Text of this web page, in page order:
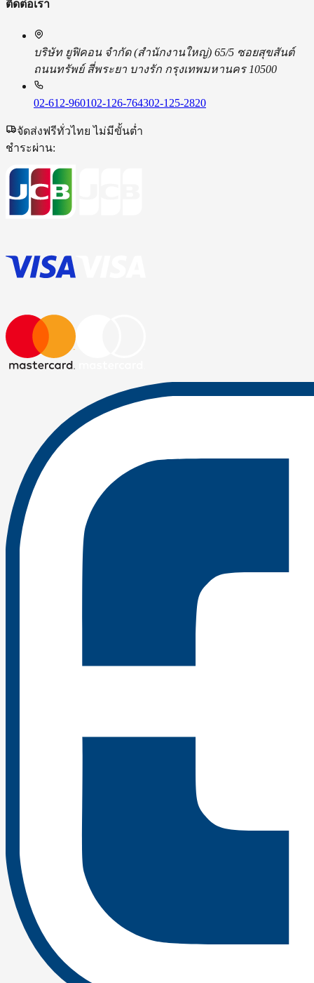
ติดต่อเรา
บริษัท ยูฟิคอน จํากัด (สํานักงานใหญ่) 65/5 ซอยสุขสันต์
ถนนทรัพย์ สี่พระยา บางรัก กรุงเทพมหานคร 10500
02-612-960102-126-764302-125-2820
จัดส่งฟรีทั่วไทย ไม่มีขั้นต่ำ
ชำระผ่าน: